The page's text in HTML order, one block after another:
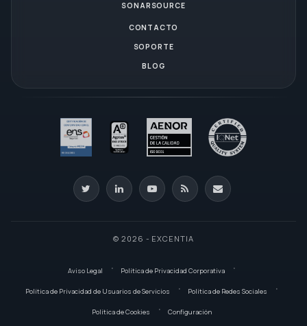
SONARSOURCE
CONTACTO
SOPORTE
BLOG
© 2026 - EXCENTIA
Aviso Legal Política de Privacidad Corporativa
Política de Privacidad de Usuarios de Servicios Política de Redes Sociales
Política de Cookies Configuración